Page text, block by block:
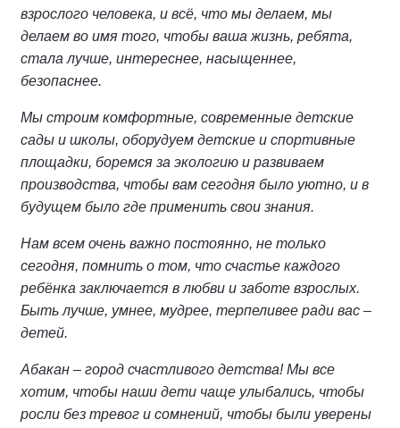
взрослого человека, и всё, что мы делаем, мы
делаем во имя того, чтобы ваша жизнь, ребята,
стала лучше, интереснее, насыщеннее,
безопаснее.
Мы строим комфортные, современные детские
сады и школы, оборудуем детские и спортивные
площадки, боремся за экологию и развиваем
производства, чтобы вам сегодня было уютно, и в
будущем было где применить свои знания.
Нам всем очень важно постоянно, не только
сегодня, помнить о том, что счастье каждого
ребёнка заключается в любви и заботе взрослых.
Быть лучше, умнее, мудрее, терпеливее ради вас –
детей.
Абакан – город счастливого детства! Мы все
хотим, чтобы наши дети чаще улыбались, чтобы
росли без тревог и сомнений, чтобы были уверены